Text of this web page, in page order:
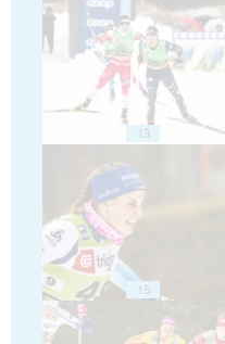
13
15